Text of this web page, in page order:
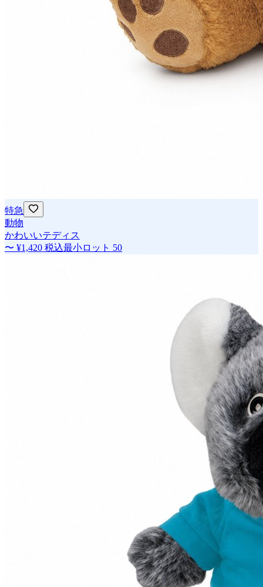
特急
動物
かわいいテディス
〜 ¥1,420 税込最小ロット 50